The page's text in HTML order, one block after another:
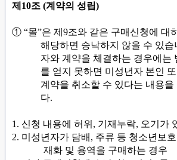
제 10조 (계약의 성립)
① “몰”은 제 9조와 같은 구매신청에 대
해당하면 승낙하지 않을 수 있습
자와 계약을 체결하는 경우에는
를 얻지 못하면 미성년자 본인
계약을 취소할 수 있다는 내용을
다.
1. 신청 내용에 허위 , 기재누락, 오기가
2. 미성년자가 담배 , 주류 등 청소년보
재화 및 용역을 구매하는 경우